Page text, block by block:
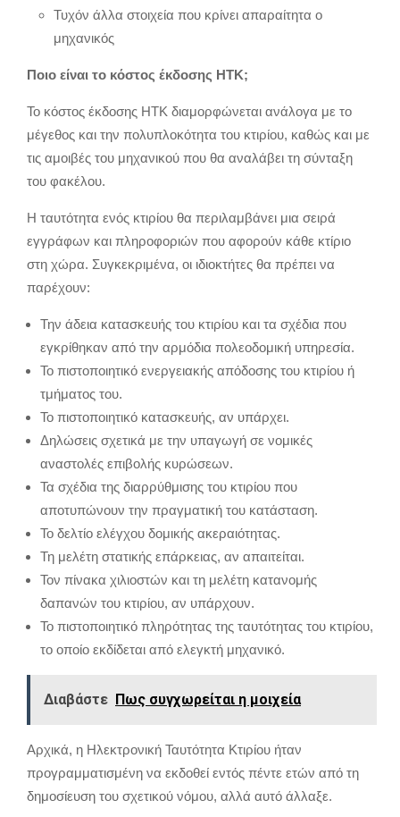
Τυχόν άλλα στοιχεία που κρίνει απαραίτητα ο
μηχανικός
Ποιο είναι το κόστος έκδοσης ΗΤΚ;
Το κόστος έκδοσης ΗΤΚ διαμορφώνεται ανάλογα με το
μέγεθος και την πολυπλοκότητα του κτιρίου, καθώς και με
τις αμοιβές του μηχανικού που θα αναλάβει τη σύνταξη
του φακέλου.
Η ταυτότητα ενός κτιρίου θα περιλαμβάνει μια σειρά
εγγράφων και πληροφοριών που αφορούν κάθε κτίριο
στη χώρα. Συγκεκριμένα, οι ιδιοκτήτες θα πρέπει να
παρέχουν:
Την άδεια κατασκευής του κτιρίου και τα σχέδια που
εγκρίθηκαν από την αρμόδια πολεοδομική υπηρεσία.
Το πιστοποιητικό ενεργειακής απόδοσης του κτιρίου ή
τμήματος του.
Το πιστοποιητικό κατασκευής, αν υπάρχει.
Δηλώσεις σχετικά με την υπαγωγή σε νομικές
αναστολές επιβολής κυρώσεων.
Τα σχέδια της διαρρύθμισης του κτιρίου που
αποτυπώνουν την πραγματική του κατάσταση.
Το δελτίο ελέγχου δομικής ακεραιότητας.
Τη μελέτη στατικής επάρκειας, αν απαιτείται.
Τον πίνακα χιλιοστών και τη μελέτη κατανομής
δαπανών του κτιρίου, αν υπάρχουν.
Το πιστοποιητικό πληρότητας της ταυτότητας του κτιρίου,
το οποίο εκδίδεται από ελεγκτή μηχανικό.
Διαβάστε Πως συγχωρείται η μοιχεία
Αρχικά, η Ηλεκτρονική Ταυτότητα Κτιρίου ήταν
προγραμματισμένη να εκδοθεί εντός πέντε ετών από τη
δημοσίευση του σχετικού νόμου, αλλά αυτό άλλαξε.